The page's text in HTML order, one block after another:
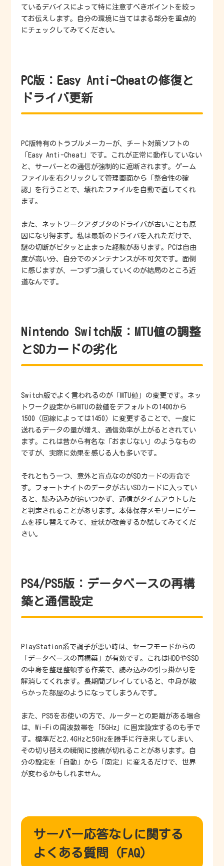
ているデバイスによって特に注意すべきポイントを絞っ
てお伝えします。自分の環境に当てはまる部分を重点的
にチェックしてみてください。
PC版：Easy Anti-Cheatの修復と
ドライバ更新
PC版特有のトラブルメーカーが、チート対策ソフトの
「Easy Anti-Cheat」です。これが正常に動作していない
と、サーバーとの通信が強制的に遮断されます。ゲーム
ファイルを右クリックして管理画面から「整合性の確
認」を行うことで、壊れたファイルを自動で直してくれ
ます。
また、ネットワークアダプタのドライバが古いことも原
因になり得ます。私は最新のドライバを入れただけで、
謎の切断がピタッと止まった経験があります。PCは自由
度が高い分、自分でのメンテナンスが不可欠です。面倒
に感じますが、一つずつ潰していくのが結局のところ近
道なんです。
Nintendo Switch版：MTU値の調整
とSDカードの劣化
Switch版でよく言われるのが「MTU値」の変更です。ネッ
トワーク設定からMTUの数値をデフォルトの1400から
1500（回線によっては1450）に変更することで、一度に
送れるデータの量が増え、通信効率が上がるとされてい
ます。これは昔から有名な「おまじない」のようなもの
ですが、実際に効果を感じる人も多いです。
それともう一つ、意外と盲点なのがSDカードの寿命で
す。フォートナイトのデータが古いSDカードに入ってい
ると、読み込みが追いつかず、通信がタイムアウトした
と判定されることがあります。本体保存メモリーにゲー
ムを移し替えてみて、症状が改善するか試してみてくだ
さい。
PS4/PS5版：データベースの再構
築と通信設定
PlayStation系で調子が悪い時は、セーフモードからの
「データベースの再構築」が有効です。これはHDDやSSD
の中身を整理整頓する作業で、読み込みの引っ掛かりを
解消してくれます。長期間プレイしていると、中身が散
らかった部屋のようになってしまうんです。
また、PS5をお使いの方で、ルーターとの距離がある場合
は、Wi-Fiの周波数帯を「5GHz」に固定設定するのも手で
す。標準だと2.4GHzと5GHzを勝手に行き来してしまい、
その切り替えの瞬間に接続が切れることがあります。自
分の設定を「自動」から「固定」に変えるだけで、世界
が変わるかもしれません。
サーバー応答なしに関する
よくある質問（FAQ）